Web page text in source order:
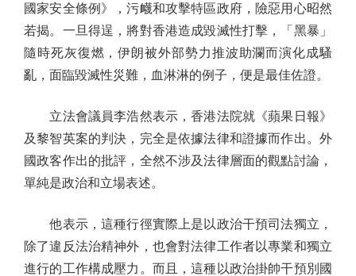
國家安全條例》，污衊和攻擊特區政府，險惡用心昭然
若揭。一旦得逞，將對香港造成毀滅性打擊，「黑暴」
隨時死灰復燃，伊朗被外部勢力推波助瀾而演化成騷
亂，面臨毀滅性災難，血淋淋的例子，便是最佳佐證。
立法會議員李浩然表示，香港法院就《蘋果日報》
及黎智英案的判決，完全是依據法律和證據而作出。外
國政客作出的批評，全然不涉及法律層面的觀點討論，
單純是政治和立場表述。
他表示，這種行徑實際上是以政治干預司法獨立，
除了違反法治精神外，也會對法律工作者以專業和獨立
進行的工作構成壓力。而且，這種以政治掛帥干預別國